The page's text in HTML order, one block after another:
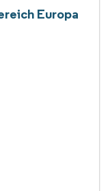
Europa